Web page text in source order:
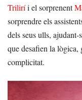
Triliríi el sorprenent
sorprendre els
dels seus ulls, ajudant-
que desafien la lògica,
complicitat.